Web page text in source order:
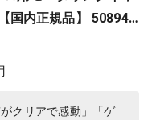
国内正規品】 508941
イヤホン
クリアで感動」「ゲ